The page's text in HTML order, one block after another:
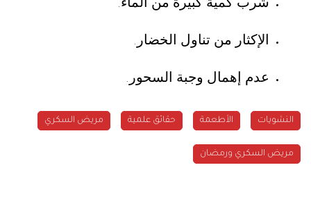
.
الإكثار من تناول الخضار .
عدم إهمال وجبة السحور .
النشويات الأطعمة حقائق علمية مريض السكري
مريض السكري ورمضان